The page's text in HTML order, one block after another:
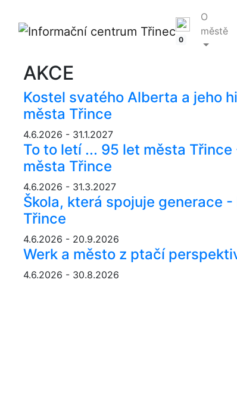
0
O
městě
AKCE
Kostel svatého Alberta a jeho
města Třince
4.6.2026 - 31.1.2027
To to letí ... 95 let města
města Třince
4.6.2026 - 31.3.2027
Škola, která spojuje generace
Třince
4.6.2026 - 20.9.2026
Werk a město z ptačí
4.6.2026 - 30.8.2026